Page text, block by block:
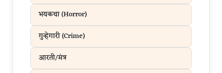
भयकथा (Horror)
गुन्हेगारी (Crime)
आरती/मंत्र